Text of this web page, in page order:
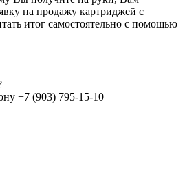
на продажу картриджей с
итог самостоятельно с помощью
+7 (903) 795-15-10